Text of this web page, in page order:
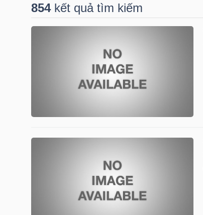
854kết quả tìm kiếm
ĐỘNG